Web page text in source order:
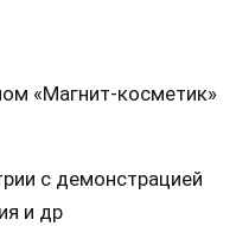
«Магнит-косметик»
с демонстрацией
и др